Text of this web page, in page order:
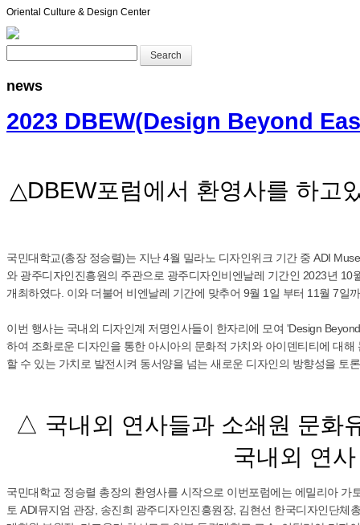
Oriental Culture & Design Center
Search
news
2023 DBEW(Design Beyond
△DBEW포럼에서 환영사를 하고
국민대학교(총장 정승렬)는 지난 4월 밀라노 디자인위크 기간 중 ADI
와 광주디자인진흥원의 주관으로 광주디자인비엔날레 기간인 2023년
개최하였다. 이와 더불어 비엔날레 기간에 맞추어 9월 1일 부터 11월 7
이번 행사는 국내외 디자인계 저명인사들이 한자리에 모여 'Design
하여 조화로운 디자인을 통한 아시아의 문화적 가치와 아이덴티티에 대
할 수 있는 가치로 발전시켜 동서양을 넘는 새로운 디자인의 방향성을 토
△ 국내외 연사들과 소쇄원 문화
국내외 연
국민대학교 정승렬 총장의 환영사를 시작으로 이번포럼에는 에밀리아
토 ADI뮤지엄 관장, 송진희 광주디자인진흥원장, 김현선 한국디자인단